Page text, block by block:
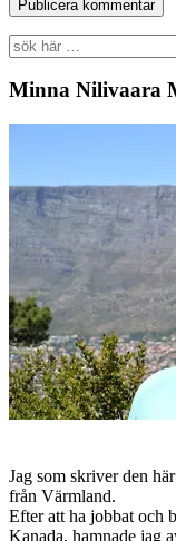
Search
for:
Minna Nilivaara
Jag som skriver den
från Värmland.
Efter att ha jobbat och
Kanada, hamnade jag